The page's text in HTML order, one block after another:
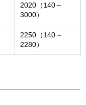
2020（140～
3000）
2250（140～
2280）